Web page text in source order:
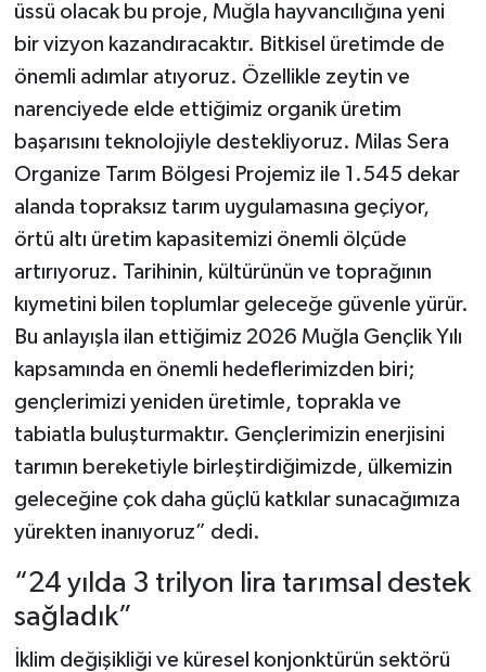
üssü olacak bu proje, Muğla hayvancılığına yeni
bir vizyon kazandıracaktır. Bitkisel üretimde de
önemli adımlar atıyoruz. Özellikle zeytin ve
narenciyede elde ettiğimiz organik üretim
başarısını teknolojiyle destekliyoruz. Milas Sera
Organize Tarım Bölgesi Projemiz ile 1.545 dekar
alanda topraksız tarım uygulamasına geçiyor,
örtü altı üretim kapasitemizi önemli ölçüde
artırıyoruz. Tarihinin, kültürünün ve toprağının
kıymetini bilen toplumlar geleceğe güvenle yürür.
Bu anlayışla ilan ettiğimiz 2026 Muğla Gençlik Yılı
kapsamında en önemli hedeflerimizden biri;
gençlerimizi yeniden üretimle, toprakla ve
tabiatla buluşturmaktır. Gençlerimizin enerjisini
tarımın bereketiyle birleştirdiğimizde, ülkemizin
geleceğine çok daha güçlü katkılar sunacağımıza
yürekten inanıyoruz” dedi.
“24 yılda 3 trilyon lira tarımsal destek
sağladık”
İklim değişikliği ve küresel konjonktürün sektörü